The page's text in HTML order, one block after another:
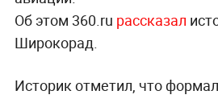
Об этом 360.ru рассказал
Широкорад.
Историк отметил, что